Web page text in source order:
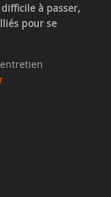
à passer,
pour se